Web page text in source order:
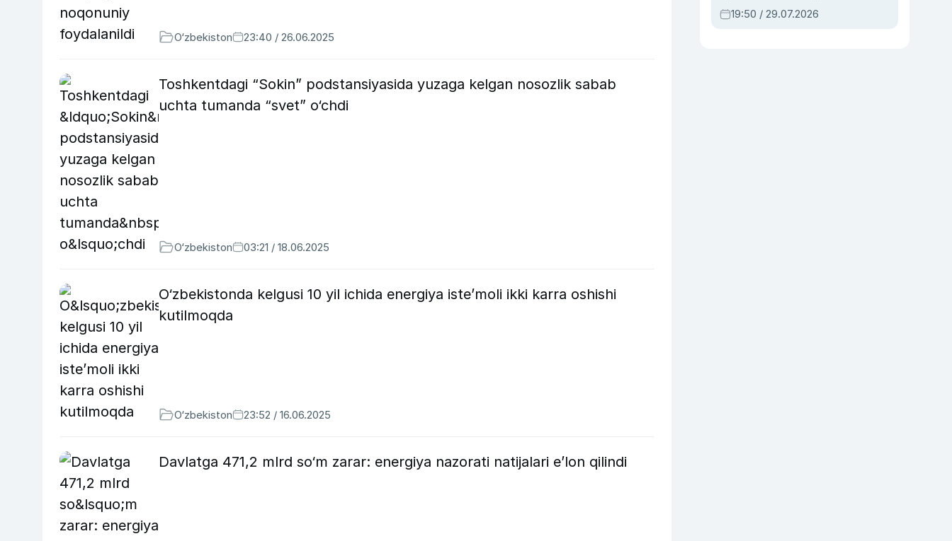
O‘zbekiston 23:40 / 26.06.2025
Toshkentdagi “Sokin” podstansiyasida yuzaga kelgan nosozlik sabab
uchta tumanda “svet” o‘chdi
O‘zbekiston 03:21 / 18.06.2025
O‘zbekistonda kelgusi 10 yil ichida energiya isteʼmoli ikki karra oshishi
kutilmoqda
O‘zbekiston 23:52 / 16.06.2025
Davlatga 471,2 mlrd so‘m zarar: energiya nazorati natijalari e’lon qilindi
qahramon — Ukraina
armiyasi bosh
19:50 / 29.07.2026